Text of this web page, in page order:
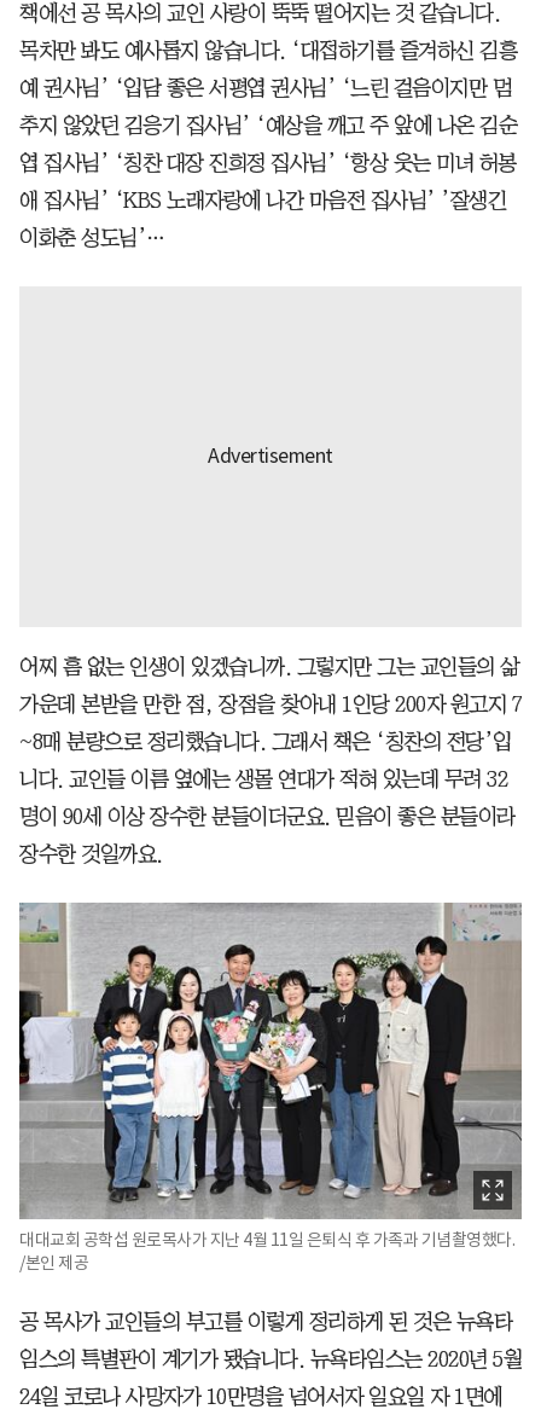
책에선 공 목사의 교인 사랑이 뚝뚝 떨어지는 것 같습니다.
목차만 봐도 예사롭지 않습니다. ‘대접하기를 즐겨하신 김흥
예 권사님’ ‘입담 좋은 서평엽 권사님’ ‘느린 걸음이지만 멈
추지 않았던 김응기 집사님’ ‘예상을 깨고 주 앞에 나온 김순
엽 집사님’ ‘칭찬 대장 진희정 집사님’ ‘항상 웃는 미녀 허봉
애 집사님’ ‘KBS 노래자랑에 나간 마음전 집사님’ ’잘생긴
이화춘 성도님’…
어찌 흠 없는 인생이 있겠습니까. 그렇지만 그는 교인들의 삶
가운데 본받을 만한 점, 장점을 찾아내 1인당 200자 원고지 7
~8매 분량으로 정리했습니다. 그래서 책은 ‘칭찬의 전당’입
니다. 교인들 이름 옆에는 생몰 연대가 적혀 있는데 무려 32
명이 90세 이상 장수한 분들이더군요. 믿음이 좋은 분들이라
장수한 것일까요.
대대교회 공학섭 원로목사가 지난 4월 11일 은퇴식 후 가족과 기념촬영했다.
/본인 제공
공 목사가 교인들의 부고를 이렇게 정리하게 된 것은 뉴욕타
임스의 특별판이 계기가 됐습니다. 뉴욕타임스는 2020년 5월
24일 코로나 사망자가 10만명을 넘어서자 일요일 자 1면에